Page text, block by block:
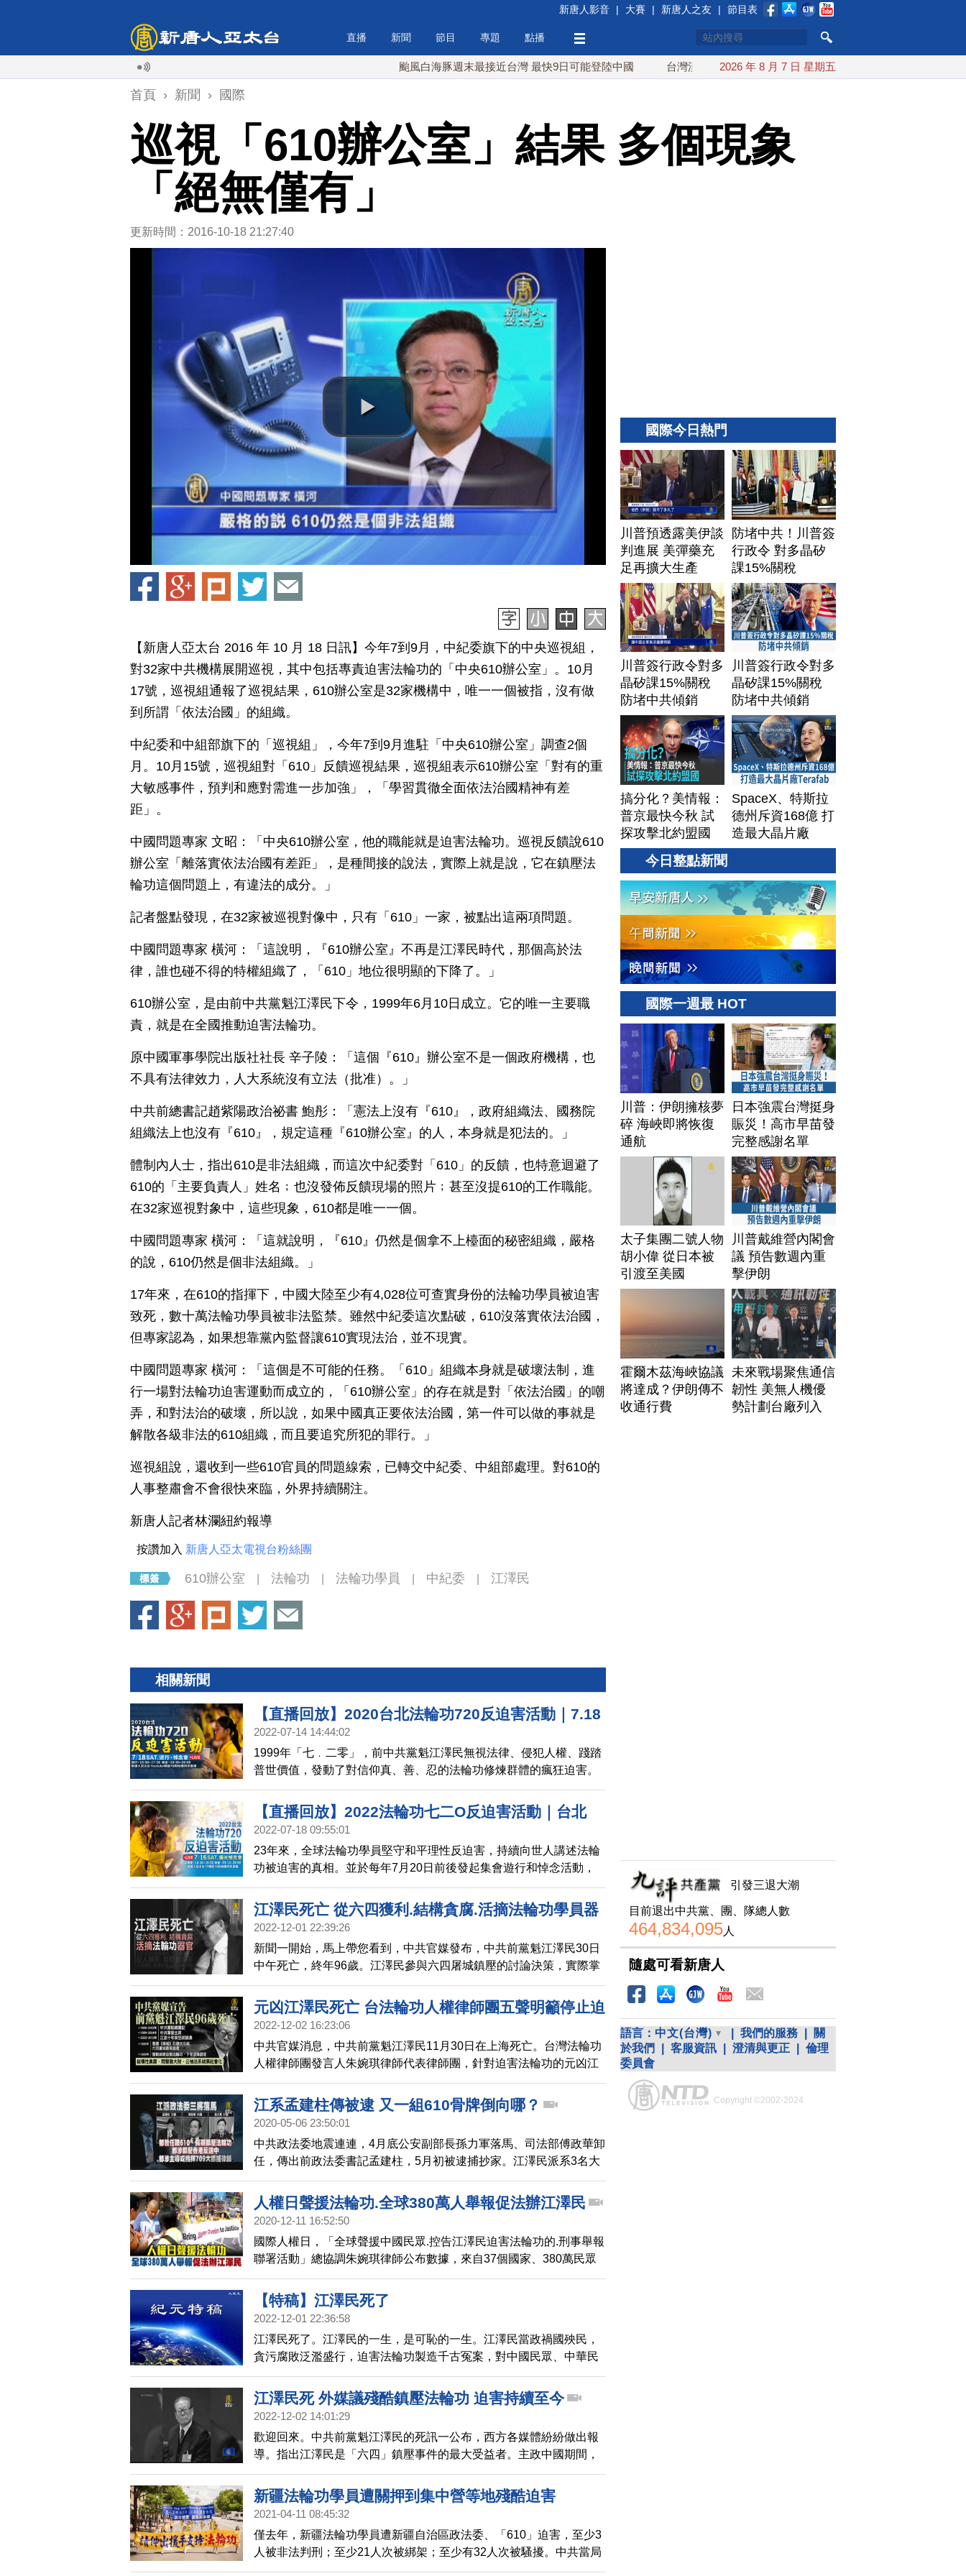
新唐人影音 | 大賽 | 新唐人之友 | 節目表
直播 新聞 節目 專題 點播
颱風白海豚週末最接近台灣 最快9日可能登陸中國 台灣漢光首結合城鎮演習 AIT連續發文讚「韌性台灣」
2026 年 8 月 7 日 星期五
首頁 › 新聞 › 國際
巡視「610辦公室」結果 多個現象
「絕無僅有」
更新時間：2016-10-18 21:27:40
【新唐人亞太台 2016 年 10 月 18 日訊】今年7到9月，中紀委旗下的中央巡視組，
對32家中共機構展開巡視，其中包括專責迫害法輪功的「中央610辦公室」。10月
17號，巡視組通報了巡視結果，610辦公室是32家機構中，唯一一個被指，沒有做
到所謂「依法治國」的組織。
中紀委和中組部旗下的「巡視組」，今年7到9月進駐「中央610辦公室」調查2個
月。10月15號，巡視組對「610」反饋巡視結果，巡視組表示610辦公室「對有的重
大敏感事件，預判和應對需進一步加強」，「學習貫徹全面依法治國精神有差
距」。
中國問題專家 文昭：「中央610辦公室，他的職能就是迫害法輪功。巡視反饋說610
辦公室「離落實依法治國有差距」，是種間接的說法，實際上就是說，它在鎮壓法
輪功這個問題上，有違法的成分。」
記者盤點發現，在32家被巡視對像中，只有「610」一家，被點出這兩項問題。
中國問題專家 橫河：「這說明，『610辦公室』不再是江澤民時代，那個高於法
律，誰也碰不得的特權組織了，「610」地位很明顯的下降了。」
610辦公室，是由前中共黨魁江澤民下令，1999年6月10日成立。它的唯一主要職
責，就是在全國推動迫害法輪功。
原中國軍事學院出版社社長 辛子陵：「這個『610』辦公室不是一個政府機構，也
不具有法律效力，人大系統沒有立法（批准）。」
中共前總書記趙紫陽政治祕書 鮑彤：「憲法上沒有『610』，政府組織法、國務院
組織法上也沒有『610』，規定這種『610辦公室』的人，本身就是犯法的。」
體制內人士，指出610是非法組織，而這次中紀委對「610」的反饋，也特意迴避了
610的「主要負責人」姓名﹔也沒發佈反饋現場的照片﹔甚至沒提610的工作職能。
在32家巡視對象中，這些現象，610都是唯一一個。
中國問題專家 橫河：「這就說明，『610』仍然是個拿不上檯面的秘密組織，嚴格
的說，610仍然是個非法組織。」
17年來，在610的指揮下，中國大陸至少有4,028位可查實身份的法輪功學員被迫害
致死，數十萬法輪功學員被非法監禁。雖然中紀委這次點破，610沒落實依法治國，
但專家認為，如果想靠黨內監督讓610實現法治，並不現實。
中國問題專家 橫河：「這個是不可能的任務。「610」組織本身就是破壞法制，進
行一場對法輪功迫害運動而成立的，「610辦公室」的存在就是對「依法治國」的嘲
弄，和對法治的破壞，所以說，如果中國真正要依法治國，第一件可以做的事就是
解散各級非法的610組織，而且要追究所犯的罪行。」
巡視組說，還收到一些610官員的問題線索，已轉交中紀委、中組部處理。對610的
人事整肅會不會很快來臨，外界持續關注。
新唐人記者林瀾紐約報導
按讚加入 新唐人亞太電視台粉絲團
610辦公室 法輪功 法輪功學員 中紀委 江澤民
相關新聞
【直播回放】2020台北法輪功720反迫害活動｜7.18
遊行暨燭光悼念會
2022-07-14 14:44:02
1999年「七﹒二零」，前中共黨魁江澤民無視法律、侵犯人權、踐踏
普世價值，發動了對信仰真、善、忍的法輪功修煉群體的瘋狂迫害。
近年更延伸擴張至其他群體，包括不同宗教 (如基督教、佛教) 和地區
(如新疆、西藏、香港) 等。
【直播回放】2022法輪功七二O反迫害活動｜台北
7.16燭光悼念會
2022-07-18 09:55:01
23年來，全球法輪功學員堅守和平理性反迫害，持續向世人講述法輪
功被迫害的真相。並於每年7月20日前後發起集會遊行和悼念活動，
追思被迫害致死的中國法輪功學員，並呼籲世人喚起心中的善，共同
協助制止中共跨世紀的反人類罪行。新唐人亞太台將於台灣時間
7/16(週六)進行台北法輪功七二O燭光悼念會的網路直播，邀請您闔家
江澤民死亡 從六四獲利.結構貪腐.活摘法輪功學員器
官
2022-12-01 22:39:26
新聞一開始，馬上帶您看到，中共官媒發布，中共前黨魁江澤民30日
中午死亡，終年96歲。江澤民參與六四屠城鎮壓的討論決策，實際掌
權超過20年，任內發動迫害法輪功、下令活摘器官、迫害維權人士與
律師，長期被國際人權組織列名「人權惡棍」。他還被揭露與俄羅斯
簽訂密約，出賣了相當於超過40個台灣面積的中國領土。
元凶江澤民死亡 台法輪功人權律師團五聲明籲停止迫
害
2022-12-02 16:23:06
中共官媒消息，中共前黨魁江澤民11月30日在上海死亡。台灣法輪功
人權律師團發言人朱婉琪律師代表律師團，針對迫害法輪功的元凶江
澤民的過世，發表五點正式聲明，要求中共現領導人立刻停止迫害法
輪功、追究迫害者責任；並呼籲所有追隨江澤民直接或間接參與迫害
法輪功的海內外人士立刻棄暗投明；呼籲參與活摘器官的中共人員及
江系孟建柱傳被逮 又一組610骨牌倒向哪？
2020-05-06 23:50:01
中共政法委地震連連，4月底公安副部長孫力軍落馬、司法部傅政華卸
任，傳出前政法委書記孟建柱，5月初被逮捕抄家。江澤民派系3名大
將落馬，都長期在610系統鎮壓法輪功、涉及強摘器官、還涉及鎮壓
香港反送中運動、709大抓捕。回顧2012年610系統王立軍出逃，連動
江派大批老虎骨牌式倒台；孫力軍這一波會倒到誰為止？學者認為，
人權日聲援法輪功.全球380萬人舉報促法辦江澤民
2020-12-11 16:52:50
國際人權日，「全球聲援中國民眾.控告江澤民迫害法輪功的.刑事舉報
聯署活動」總協調朱婉琪律師公布數據，來自37個國家、380萬民眾
連署，向中國司法機關舉報江澤民迫害法輪功的反人類罪行。朱婉琪
表示，國際社會採取同一立法準則，問責人權惡棍，已成為當前捍衛
國際人權的重要趨勢；希望世上更多的民眾站出來，制止暴行。
【特稿】江澤民死了
2022-12-01 22:36:58
江澤民死了。江澤民的一生，是可恥的一生。江澤民當政禍國殃民，
貪污腐敗泛濫盛行，迫害法輪功製造千古冤案，對中國民眾、中華民
族乃至世界犯下滔天大罪。江澤民是民族罪人，是歷史罪人，他的罪
惡必定遭到歷史的審判與清算。
江澤民死 外媒議殘酷鎮壓法輪功 迫害持續至今
2022-12-02 14:01:29
歡迎回來。中共前黨魁江澤民的死訊一公布，西方各媒體紛紛做出報
導。指出江澤民是「六四」鎮壓事件的最大受益者。主政中國期間，
與美國關係走近，但中國國內卻貧富差距擴大、官員更加腐敗以及社
會動盪不斷。德國之聲前中國記者指出，江澤民主導迫害中國法輪功
學員，造成很多人被迫害致死。
新疆法輪功學員遭關押到集中營等地殘酷迫害
2021-04-11 08:45:32
僅去年，新疆法輪功學員遭新疆自治區政法委、「610」迫害，至少3
人被非法判刑；至少21人次被綁架；至少有32人次被騷擾。中共當局
將法輪功學員非法關押到集中營、看守所、勞教所、監獄、洗腦班等
國際今日熱門
川普預透露美伊談
判進展 美彈藥充
足再擴大生產
防堵中共！川普簽
行政令 對多晶矽
課15%關稅
川普簽行政令對多
晶矽課15%關稅
防堵中共傾銷
川普簽行政令對多
晶矽課15%關稅
防堵中共傾銷
搞分化？美情報：
普京最快今秋 試
探攻擊北約盟國
SpaceX、特斯拉
德州斥資168億 打
造最大晶片廠
Terafab
今日整點新聞
國際一週最 HOT
川普：伊朗擁核夢
碎 海峽即將恢復
通航
日本強震台灣挺身
賑災！高市早苗發
完整感謝名單
太子集團二號人物
胡小偉 從日本被
引渡至美國
川普戴維營內閣會
議 預告數週內重
擊伊朗
霍爾木茲海峽協議
將達成？伊朗傳不
收通行費
未來戰場聚焦通信
韌性 美無人機優
勢計劃台廠列入
引發三退大潮
目前退出中共黨、團、隊總人數
464,834,095人
隨處可看新唐人
語言： 中文(台灣) 我們的服務
關
於我們
客服資訊 澄清與更正
倫理
委員會
Copyright ©2002-2024